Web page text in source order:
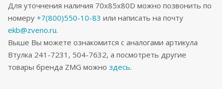
Для уточнения наличия 70x85x80D можно позвонить по
номеру +7(800)550-10-83 или написать на почту
ekb@zveno.ru.
Выше Вы можете ознакомится с аналогами артикула
Втулка 241-7231, 504-7632, а посмотреть другие
товары бренда ZMG можно здесь.